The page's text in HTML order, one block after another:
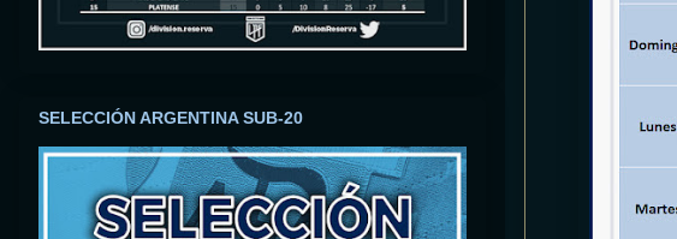
SELECCIÓN ARGENTINA SUB-20